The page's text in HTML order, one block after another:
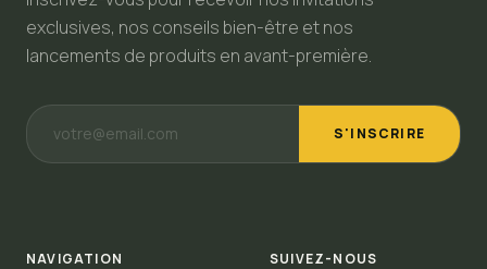
exclusives, nos conseils bien-être et nos
lancements de produits en avant-première.
S'INSCRIRE
NAVIGATION SUIVEZ-NOUS